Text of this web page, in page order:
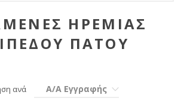
ΗΡΕΜΊΑΣ
ΠΆΤΟΥ
ανά Α/Α Εγγραφής